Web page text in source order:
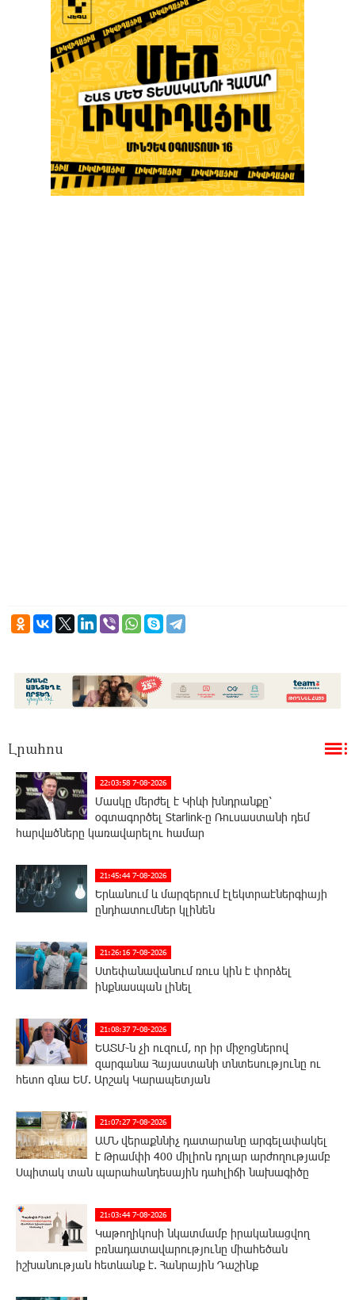
Լրահոս
22:03:58 7-08-2026
Մասկը մերժել է Կիևի խնդրանքը՝
օգտագործել Starlink-ը Ռուսաստանի դեմ
հարվшծները կառավարելու համար
21:45:44 7-08-2026
Երևանում և մարզերում էլեկտրաէներգիայի
ընդհատումներ կլինեն
21:26:16 7-08-2026
Ստեփանավանում ռուս կին է փորձել
ինքնասպան լինել
21:08:37 7-08-2026
ԵԱՏՄ֊ն չի ուզում, որ իր միջոցներով
զարգանա Հայաստանի տնտեսությունը ու
հետո գնա ԵՄ. Արշակ Կարապետյան
21:07:27 7-08-2026
ԱՄՆ վերաքննիչ դատարանը արգելափակել
է Թրամփի 400 միլիոն դոլար արժողությամբ
Սպիտակ տան պարահանդեսային դահլիճի նախագիծը
21:03:44 7-08-2026
Կաթողիկոսի նկատմամբ իրականացվող
բռնադատավարությունը միահեծան
իշխանության հետևանք է. Հանրային Դաշինք